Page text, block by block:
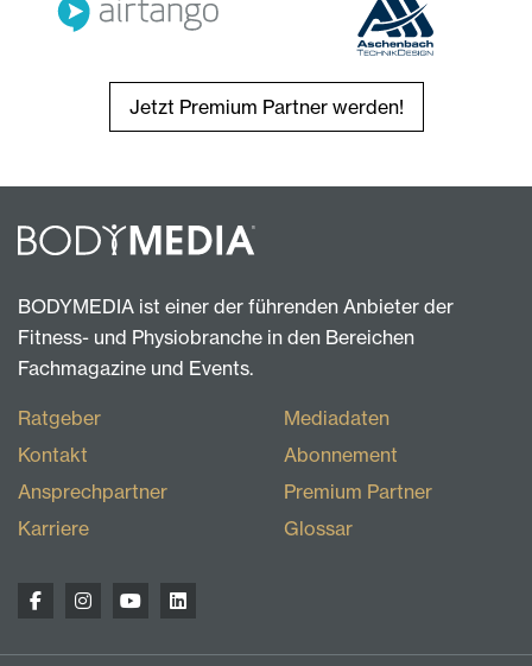
Jetzt Premium Partner werden!
BODYMEDIA ist einer der führenden Anbieter der
Fitness- und Physiobranche in den Bereichen
Fachmagazine und Events.
Ratgeber
Kontakt
Ansprechpartner
Karriere
Mediadaten
Abonnement
Premium Partner
Glossar